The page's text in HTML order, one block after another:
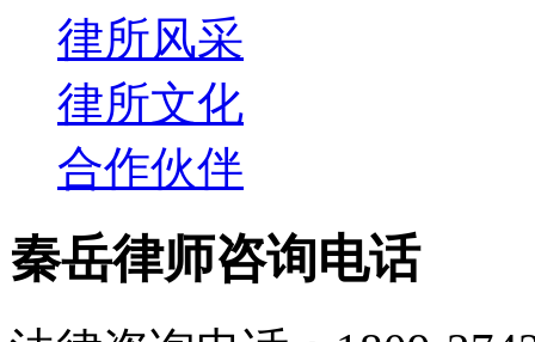
律所风采
律所文化
合作伙伴
秦岳律师咨询电话